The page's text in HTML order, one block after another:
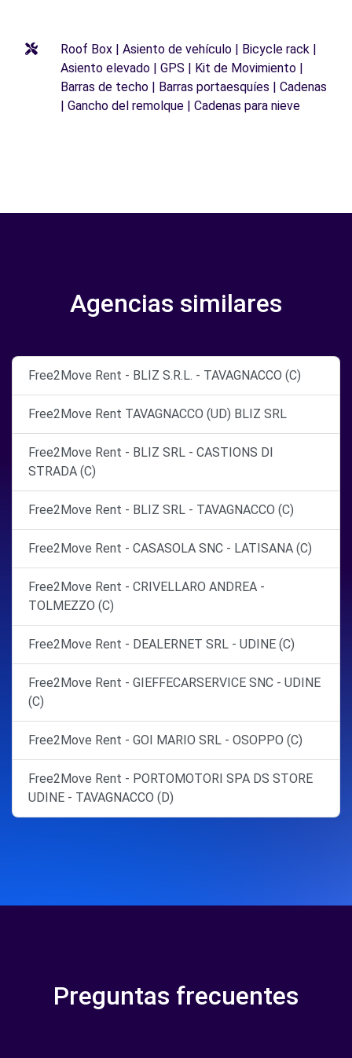
Roof Box | Asiento de vehículo | Bicycle rack |
Asiento elevado | GPS | Kit de Movimiento |
Barras de techo | Barras portaesquíes | Cadenas
| Gancho del remolque | Cadenas para nieve
Agencias similares
Free2Move Rent - BLIZ S.R.L. - TAVAGNACCO (C)
Free2Move Rent TAVAGNACCO (UD) BLIZ SRL
Free2Move Rent - BLIZ SRL - CASTIONS DI
STRADA (C)
Free2Move Rent - BLIZ SRL - TAVAGNACCO (C)
Free2Move Rent - CASASOLA SNC - LATISANA (C)
Free2Move Rent - CRIVELLARO ANDREA -
TOLMEZZO (C)
Free2Move Rent - DEALERNET SRL - UDINE (C)
Free2Move Rent - GIEFFECARSERVICE SNC - UDINE
(C)
Free2Move Rent - GOI MARIO SRL - OSOPPO (C)
Free2Move Rent - PORTOMOTORI SPA DS STORE
UDINE - TAVAGNACCO (D)
Preguntas frecuentes